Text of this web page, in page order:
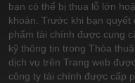
bạn có thể bị thua lỗ lớn
khoản. Trước khi bạn quyết
phẩm tài chính được cung
kỹ thông tin trong Thỏa
dịch vụ trên Trang web
công ty tài chính được cấp